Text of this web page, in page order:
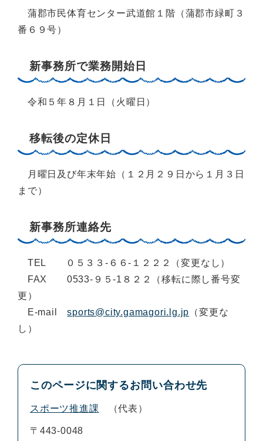
蒲郡市民体育センター武道館１階（蒲郡市緑町３
番６９号）
新事務所で業務開始日
令和５年８月１日（火曜日）
移転後の定休日
月曜日及び年末年始（１２月２９日から１月３日
まで）
新事務所連絡先
TEL ０５３３-６６-１２２２（変更なし）
FAX 0533-９５-1８２２（移転に際し番号変
更）
E-mailsports@city.gamagori.lg.jp （変更な
し）
このページに関するお問い合わせ先
スポーツ推進課 代表
〒443-0048